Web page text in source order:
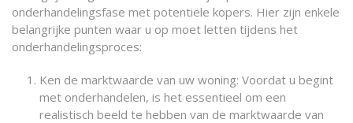
onderhandelingsfase met potentiële kopers. Hier zijn enkele
belangrijke punten waar u op moet letten tijdens het
onderhandelingsproces:
Ken de marktwaarde van uw woning: Voordat u begint
met onderhandelen, is het essentieel om een
realistisch beeld te hebben van de marktwaarde van